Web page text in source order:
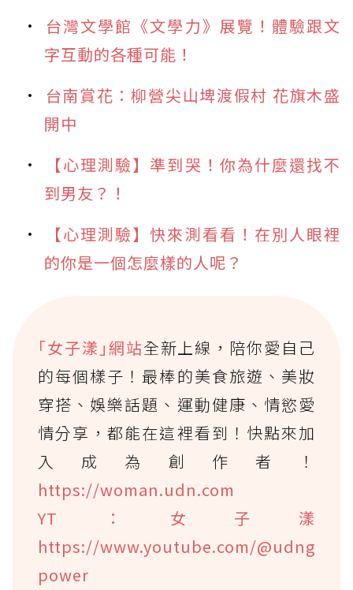
台灣文學館《文學力》展覽！體驗跟文
字互動的各種可能！
台南賞花：柳營尖山埤渡假村 花旗木盛
開中
【心理測驗】準到哭！你為什麼還找不
到男友？！
【心理測驗】快來測看看！在別人眼裡
的你是一個怎麼樣的人呢？
｢女子漾｣網站全新上線，陪你愛自己
的每個樣子！最棒的美食旅遊、美妝
穿搭、娛樂話題、運動健康、情慾愛
情分享，都能在這裡看到！快點來加
入成為創作者！
https://woman.udn.com
YT：女子漾
https://www.youtube.com/@udng
power